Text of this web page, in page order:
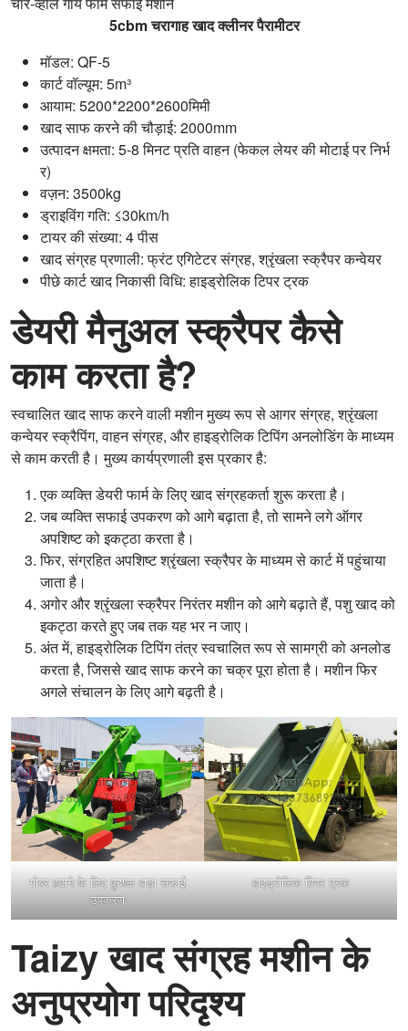
5cbm चरागाह खाद क्लीनर पैरामीटर
मॉडल: QF-5
कार्ट वॉल्यूम: 5m³
आयाम: 5200*2200*2600मिमी
खाद साफ करने की चौड़ाई: 2000mm
उत्पादन क्षमता: 5-8 मिनट प्रति वाहन (फेकल लेयर की मोटाई पर निर्भ
र)
वज़न: 3500kg
ड्राइविंग गति: ≤30km/h
टायर की संख्या: 4 पीस
खाद संग्रह प्रणाली: फ्रंट एगिटेटर संग्रह, श्रृंखला स्क्रैपर कन्वेयर
पीछे कार्ट खाद निकासी विधि: हाइड्रोलिक टिपर ट्रक
डेयरी मैनुअल स्क्रैपर कैसे
काम करता है?
स्वचालित खाद साफ करने वाली मशीन मुख्य रूप से आगर संग्रह, श्रृंखला
कन्वेयर स्क्रैपिंग, वाहन संग्रह, और हाइड्रोलिक टिपिंग अनलोडिंग के माध्यम
से काम करती है। मुख्य कार्यप्रणाली इस प्रकार है:
एक व्यक्ति डेयरी फार्म के लिए खाद संग्रहकर्ता शुरू करता है।
जब व्यक्ति सफाई उपकरण को आगे बढ़ाता है, तो सामने लगे ऑगर
अपशिष्ट को इकट्ठा करता है।
फिर, संग्रहित अपशिष्ट श्रृंखला स्क्रैपर के माध्यम से कार्ट में पहुंचाया
जाता है।
अगोर और श्रृंखला स्क्रैपर निरंतर मशीन को आगे बढ़ाते हैं, पशु खाद को
इकट्ठा करते हुए जब तक यह भर न जाए।
अंत में, हाइड्रोलिक टिपिंग तंत्र स्वचालित रूप से सामग्री को अनलोड
करता है, जिससे खाद साफ करने का चक्र पूरा होता है। मशीन फिर
अगले संचालन के लिए आगे बढ़ती है।
गोबर हटाने के लिए कुशल बाड़ा सफाई
उपकरण
हाइड्रोलिक टिपर ट्रक
Taizy खाद संग्रह मशीन के
अनुप्रयोग परिदृश्य